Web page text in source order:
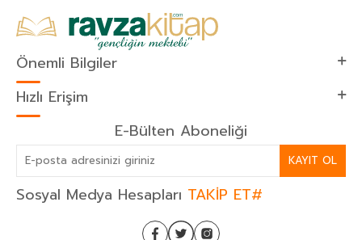
Önemli Bilgiler
Hızlı Erişim
E-Bülten Aboneliği
KAYIT OL
Sosyal Medya Hesapları TAKİP ET#